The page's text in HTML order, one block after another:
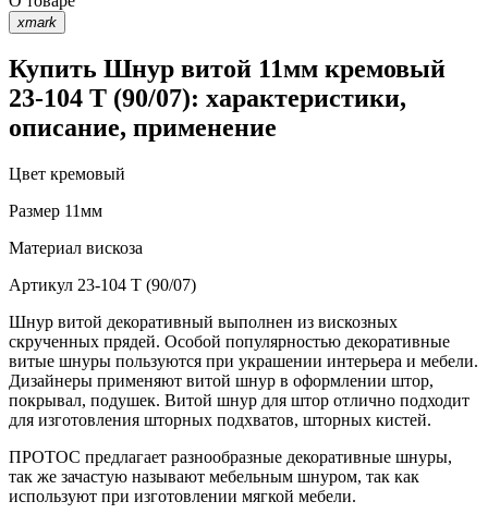
xmark
Купить Шнур витой 11мм кремовый
23-104 T (90/07): характеристики,
описание, применение
Цвет кремовый
Размер 11мм
Материал вискоза
Артикул 23-104 T (90/07)
Шнур витой декоративный выполнен из вискозных
скрученных прядей. Особой популярностью декоративные
витые шнуры пользуются при украшении интерьера и мебели.
Дизайнеры применяют витой шнур в оформлении штор,
покрывал, подушек. Витой шнур для штор отлично подходит
для изготовления шторных подхватов, шторных кистей.
ПРОТОС предлагает разнообразные декоративные шнуры,
так же зачастую называют мебельным шнуром, так как
используют при изготовлении мягкой мебели.